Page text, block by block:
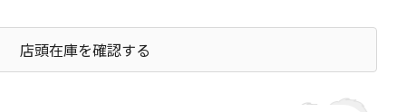
店頭在庫を確認する